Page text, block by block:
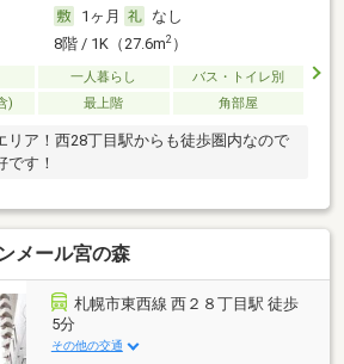
1ヶ月
なし
8階 / 1K（27.6m2）
一人暮らし
バス・トイレ別
)
最上階 角部屋
リア！西28丁目駅からも徒歩圏内なので
です！
メール宮の森
札幌市東西線 西２８丁目駅 徒歩
5分
その他の交通